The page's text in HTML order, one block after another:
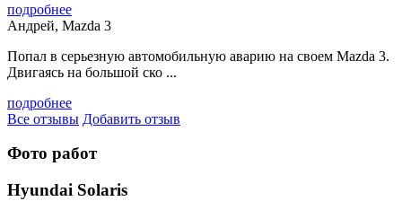
подробнее
Андрей, Mazda 3
Попал в серьезную автомобильную аварию на своем Mazda 3.
Двигаясь на большой ско ...
подробнее
Все отзывы Добавить отзыв
Фото работ
Hyundai Solaris